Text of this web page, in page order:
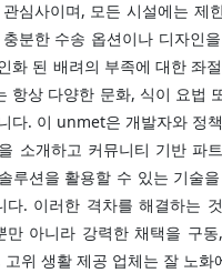
심사이며, 모든 시설에는 제
분한 수송 옵션이나 디자인
화 된 배려의 부족에 대한 좌
항상 다양한 문화, 식이 요법
다. 이 unmet은 개발자와 정
소개하고 커뮤니티 기반 파
루션을 활용할 수 있는 기술
다. 이러한 격차를 해결하는
만 아니라 강력한 채택을 구
고위 생활 제공 업체는 잘 노화